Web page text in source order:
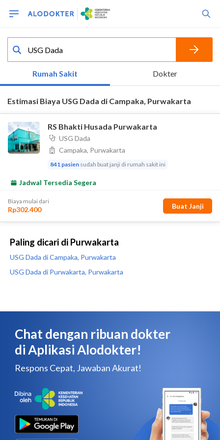
Paling dicari di Purwakarta
USG Dada di Campaka, Purwakarta
USG Dada di Purwakarta, Purwakarta